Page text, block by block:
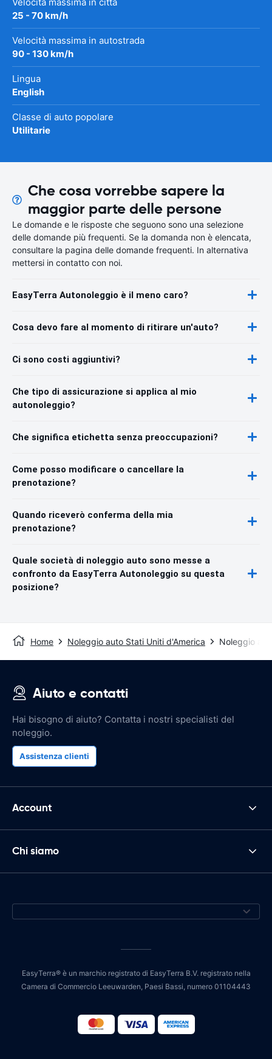
25 - 70 km/h
Velocità massima in autostrada
90 - 130 km/h
Lingua
English
Classe di auto popolare
Utilitarie
Che cosa vorrebbe sapere la
maggior parte delle persone
Le domande e le risposte che seguono sono una selezione
delle domande più frequenti. Se la domanda non è elencata,
consultare la pagina delle domande frequenti. In alternativa
mettersi in contatto con noi.
EasyTerra Autonoleggio è il meno caro?
Cosa devo fare al momento di ritirare un'auto?
Ci sono costi aggiuntivi?
Che tipo di assicurazione si applica al mio
autonoleggio?
Che significa etichetta senza preoccupazioni?
Come posso modificare o cancellare la
prenotazione?
Quando riceverò conferma della mia
prenotazione?
Quale società di noleggio auto sono messe a
confronto da EasyTerra Autonoleggio su questa
posizione?
Home Noleggio auto Stati Uniti d'America Noleggio
Aiuto e contatti
Hai bisogno di aiuto? Contatta i nostri specialisti del
noleggio.
Assistenza clienti
Account
Chi siamo
EasyTerra® è un marchio registrato di EasyTerra B.V. registrato nella
Camera di Commercio Leeuwarden, Paesi Bassi, numero 01104443